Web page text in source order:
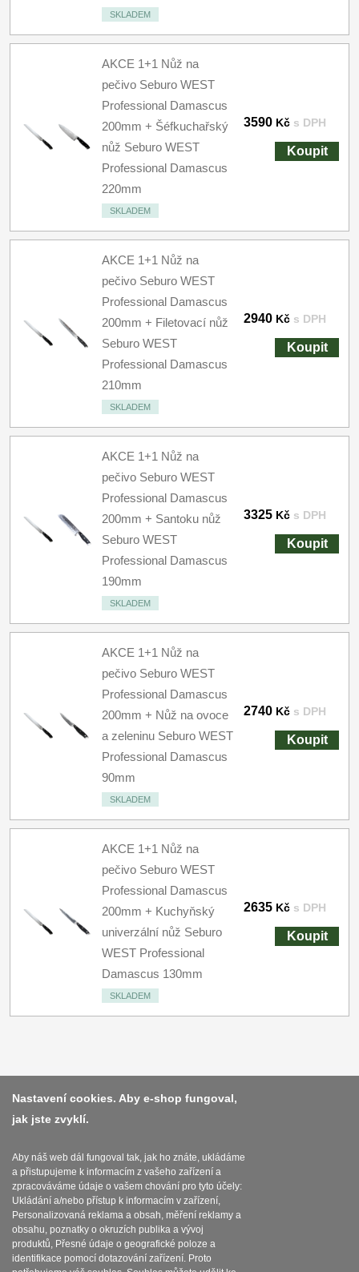
SKLADEM
AKCE 1+1 Nůž na
pečivo Seburo WEST
Professional Damascus
200mm + Šéfkuchařský
nůž Seburo WEST
Professional Damascus
220mm
SKLADEM
3590 Kč s DPH
Koupit
AKCE 1+1 Nůž na
pečivo Seburo WEST
Professional Damascus
200mm + Filetovací nůž
Seburo WEST
Professional Damascus
210mm
SKLADEM
2940 Kč s DPH
Koupit
AKCE 1+1 Nůž na
pečivo Seburo WEST
Professional Damascus
200mm + Santoku nůž
Seburo WEST
Professional Damascus
190mm
SKLADEM
3325 Kč s DPH
Koupit
AKCE 1+1 Nůž na
pečivo Seburo WEST
Professional Damascus
200mm + Nůž na ovoce
a zeleninu Seburo WEST
Professional Damascus
90mm
SKLADEM
2740 Kč s DPH
Koupit
AKCE 1+1 Nůž na
pečivo Seburo WEST
Professional Damascus
200mm + Kuchyňský
univerzální nůž Seburo
WEST Professional
Damascus 130mm
SKLADEM
2635 Kč s DPH
Koupit
Platba a dodávka
Obchodní podmínky
Zasady zpracovani osobnich udaju
Reklamační řád
O nožích
Nastavení cookies. Aby e-shop fungoval,
jak jste zvyklí.
Aby náš web dál fungoval tak, jak ho znáte, ukládáme
a přistupujeme k informacím z vašeho zařízení a
zpracováváme údaje o vašem chování pro tyto účely:
Ukládání a/nebo přístup k informacím v zařízení,
Personalizovaná reklama a obsah, měření reklamy a
obsahu, poznatky o okruzích publika a vývoj
produktů, Přesné údaje o geografické poloze a
identifikace pomocí dotazování zařízení. Proto